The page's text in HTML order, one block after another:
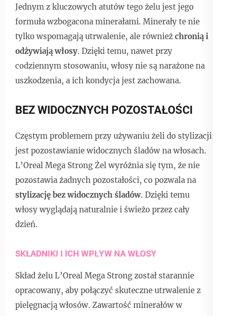
Jednym z kluczowych atutów tego żelu jest jego
formuła wzbogacona minerałami. Minerały te nie
tylko wspomagają utrwalenie, ale również chronią i
odżywiają włosy. Dzięki temu, nawet przy
codziennym stosowaniu, włosy nie są narażone na
uszkodzenia, a ich kondycja jest zachowana.
BEZ WIDOCZNYCH POZOSTAŁOŚCI
Częstym problemem przy używaniu żeli do stylizacji
jest pozostawianie widocznych śladów na włosach.
L’Oreal Mega Strong Żel wyróżnia się tym, że nie
pozostawia żadnych pozostałości, co pozwala na
stylizację bez widocznych śladów. Dzięki temu
włosy wyglądają naturalnie i świeżo przez cały
dzień.
SKŁADNIKI I ICH WPŁYW NA WŁOSY
Skład żelu L’Oreal Mega Strong został starannie
opracowany, aby połączyć skuteczne utrwalenie z
pielęgnacją włosów. Zawartość minerałów w